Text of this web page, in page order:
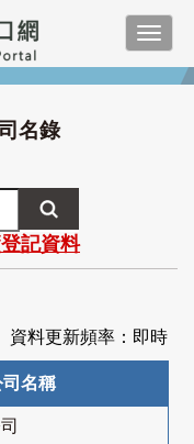
名錄
記資料
資料更新頻率：即時
司名稱